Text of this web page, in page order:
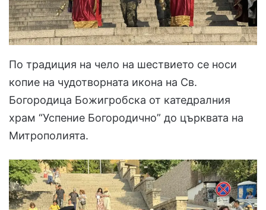
По традиция на чело на шествието се носи
копие на чудотворната икона на Св.
Богородица Божигробска от катедралния
храм “Успение Богородично” до църквата на
Митрополията.